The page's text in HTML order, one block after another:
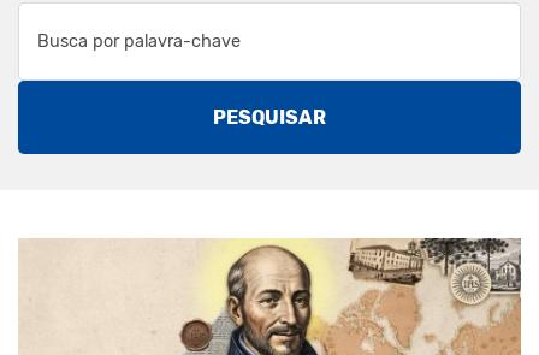
PESQUISAR